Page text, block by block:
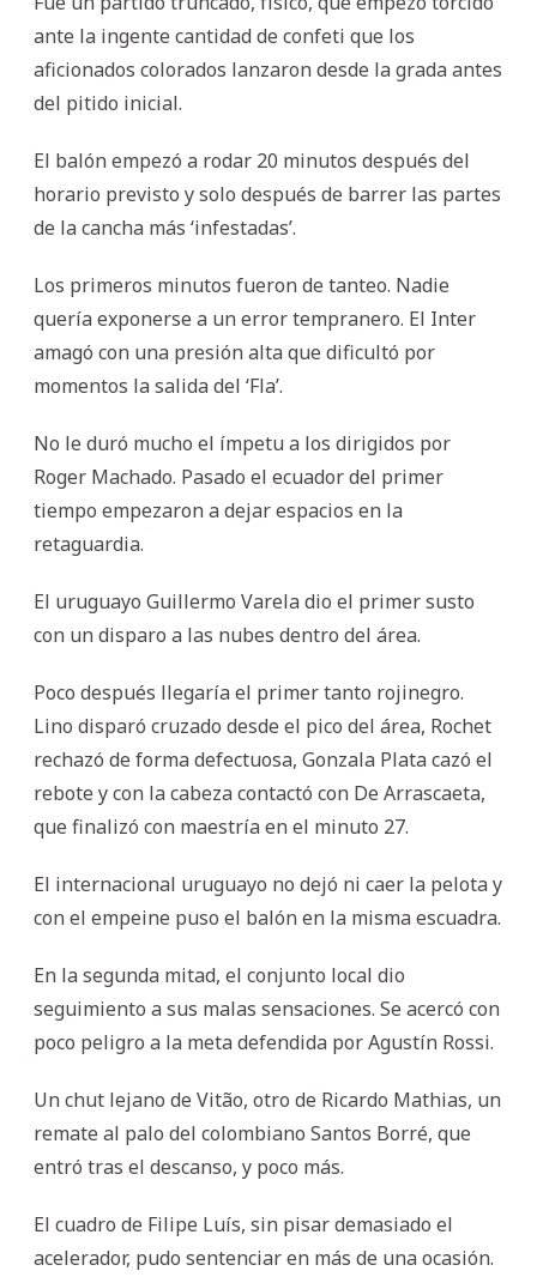
ante la ingente cantidad de confeti que los
aficionados colorados lanzaron desde la grada antes
del pitido inicial.
El balón empezó a rodar 20 minutos después del
horario previsto y solo después de barrer las partes
de la cancha más ‘infestadas’.
Los primeros minutos fueron de tanteo. Nadie
quería exponerse a un error tempranero. El Inter
amagó con una presión alta que dificultó por
momentos la salida del ‘Fla’.
No le duró mucho el ímpetu a los dirigidos por
Roger Machado. Pasado el ecuador del primer
tiempo empezaron a dejar espacios en la
retaguardia.
El uruguayo Guillermo Varela dio el primer susto
con un disparo a las nubes dentro del área.
Poco después llegaría el primer tanto rojinegro.
Lino disparó cruzado desde el pico del área, Rochet
rechazó de forma defectuosa, Gonzala Plata cazó el
rebote y con la cabeza contactó con De Arrascaeta,
que finalizó con maestría en el minuto 27.
El internacional uruguayo no dejó ni caer la pelota y
con el empeine puso el balón en la misma escuadra.
En la segunda mitad, el conjunto local dio
seguimiento a sus malas sensaciones. Se acercó con
poco peligro a la meta defendida por Agustín Rossi.
Un chut lejano de Vitão, otro de Ricardo Mathias, un
remate al palo del colombiano Santos Borré, que
entró tras el descanso, y poco más.
El cuadro de Filipe Luís, sin pisar demasiado el
acelerador, pudo sentenciar en más de una ocasión.